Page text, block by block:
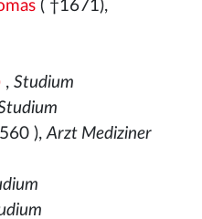
( †1671),
, Studium
),Arzt Mediziner